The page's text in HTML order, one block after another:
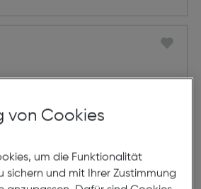
von Cookies
um die Funktionalität
sichern und mit Ihrer Zustimmung